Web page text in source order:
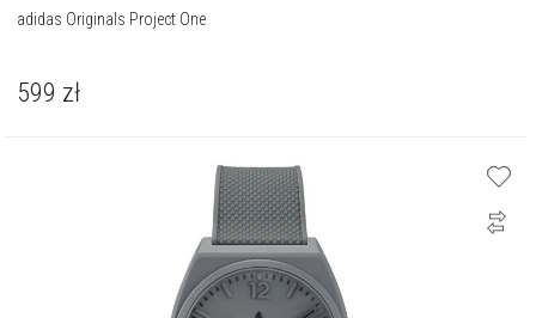
adidas Originals Project One
599 zł